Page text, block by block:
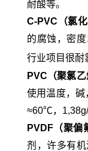
耐酸等。
C-PVC （氯
的腐蚀，密度
行业项目很耐
PVC （聚氯乙
使用温度，碱
≈60℃，
PVDF （聚偏
剂，许多有机